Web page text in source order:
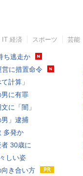
IT 経済 スポーツ 芸能
ち逃走か
に措置命令
計算」
に有罪
に「闇」
男」逮捕
多発か
30歳に
しい姿
き合い方